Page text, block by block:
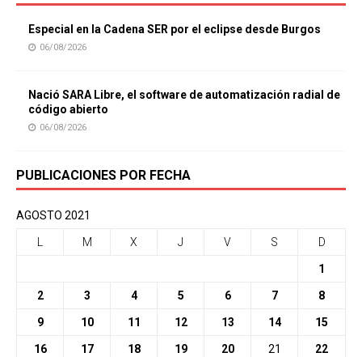
Especial en la Cadena SER por el eclipse desde Burgos
06/08/2026
Nació SARA Libre, el software de automatización radial de
código abierto
06/08/2026
PUBLICACIONES POR FECHA
AGOSTO 2021
M X J V S D
1
2 3 4 5 6 7 8
9 10 11 12 13 14 15
16 17 18 19 20 21 22